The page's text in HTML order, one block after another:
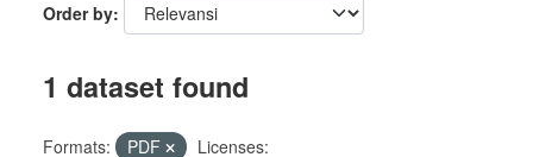
Order by
1 dataset found
Formats: PDF
Licenses: